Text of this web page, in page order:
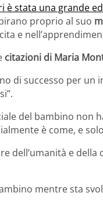
è stata una grande
proprio al suo
e
citazioni di Maria
di successo per un
del bambino non
è come, e
dell’umanità e
mentre sta